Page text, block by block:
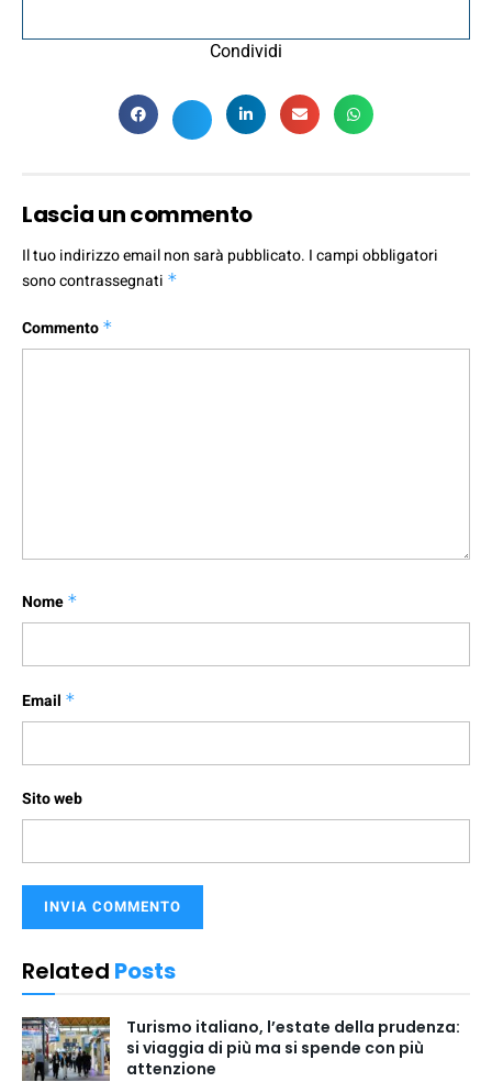
Condividi
Lascia un commento
Il tuo indirizzo email non sarà pubblicato. I campi obbligatori
sono contrassegnati *
Commento *
Nome *
Email *
Sito web
Related Posts
Turismo italiano, l’estate della prudenza:
si viaggia di più ma si spende con più
attenzione